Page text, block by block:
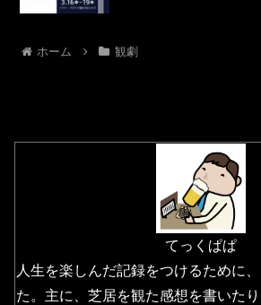
ホーム 観劇
てっくぱぱ
人生を楽しんだ記録をつけるために
た。主に、芝居を観た感想を書いたり